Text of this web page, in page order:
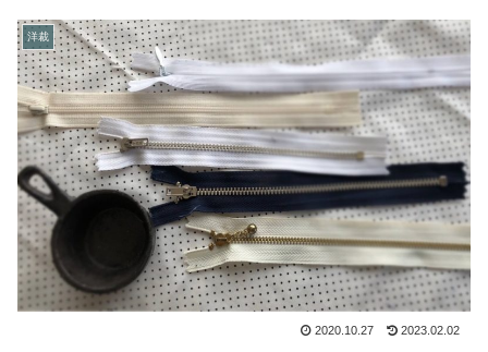
洋裁
2020.10.27 2023.02.02